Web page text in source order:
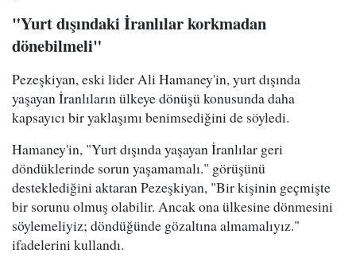
"Yurt dışındaki İranlılar korkmadan
dönebilmeli"
Pezeşkiyan, eski lider Ali Hamaney'in, yurt dışında
yaşayan İranlıların ülkeye dönüşü konusunda daha
kapsayıcı bir yaklaşımı benimsediğini de söyledi.
Hamaney'in, "Yurt dışında yaşayan İranlılar geri
döndüklerinde sorun yaşamamalı." görüşünü
desteklediğini aktaran Pezeşkiyan, "Bir kişinin geçmişte
bir sorunu olmuş olabilir. Ancak ona ülkesine dönmesini
söylemeliyiz; döndüğünde gözaltına almamalıyız."
ifadelerini kullandı.